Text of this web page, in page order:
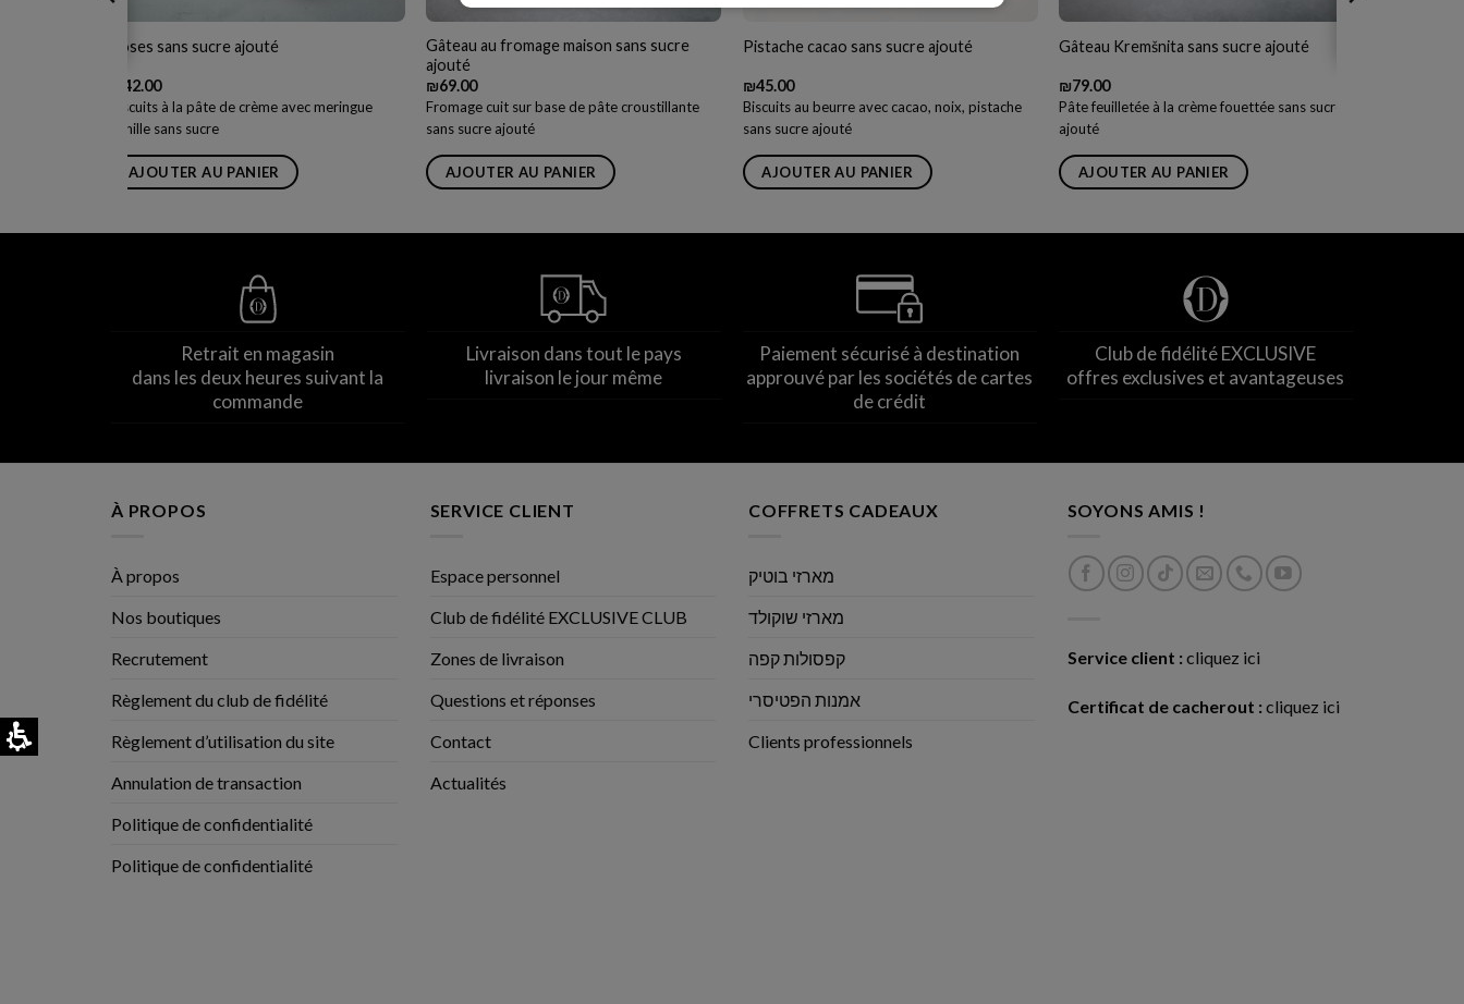
Roses sans sucre ajouté
42.00
Biscuits à la pâte de crème avec meringue
vanille sans sucre
AJOUTER AU PANIER
Gâteau au fromage maison sans sucre
ajouté
₪69.00
Fromage cuit sur base de pâte croustillante
sans sucre ajouté
AJOUTER AU PANIER
Pistache cacao sans sucre ajouté
₪45.00
Biscuits au beurre avec cacao, noix, pistache
sans sucre ajouté
AJOUTER AU PANIER
Gâteau Kremšnita sans sucre ajouté
₪79.00
Pâte feuilletée à la crème fouettée sans sucre
ajouté
AJOUTER AU PANIER
Retrait en magasin
dans les deux heures suivant la
commande
Livraison dans tout le pays
livraison le jour même
Paiement sécurisé à destination
approuvé par les sociétés de cartes
de crédit
Club de fidélité EXCLUSIVE
offres exclusives et avantageuses
À PROPOS
À propos
Nos boutiques
Recrutement
Règlement du club de fidélité
Règlement d’utilisation du site
Annulation de transaction
Politique de confidentialité
Politique de confidentialité
SERVICE CLIENT
Espace personnel
Club de fidélité EXCLUSIVE CLUB
Zones de livraison
Questions et réponses
Contact
Actualités
COFFRETS CADEAUX
מארזי בוטיק
מארזי שוקולד
קפסולות קפה
אמנות הפטיסרי
Clients professionnels
SOYONS AMIS !
Service client : cliquez ici
Certificat de cacherout : cliquez ici